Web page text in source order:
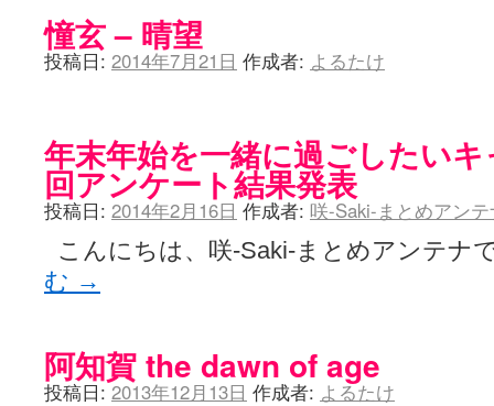
憧玄 – 晴望
投稿日: 2014年7月21日 作成者: よるたけ
年末年始を一緒に過ごしたい
回アンケート結果発表
投稿日: 2014年2月16日 作成者: 咲-Saki-まとめアン
こんにちは、咲-Saki-まとめアンテ
む →
阿知賀 the dawn of age
投稿日: 2013年12月13日 作成者: よるたけ